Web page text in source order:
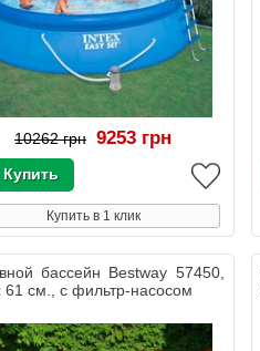
10262 грн 9253 грн
Купить в 1 клик
бассейн Bestway 57450,
61 см., с фильтр-насосом